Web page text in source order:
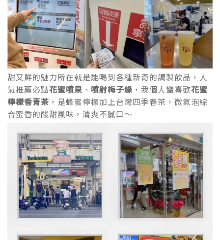
甜又鮮的魅力所在就是能喝到各種新奇的調製飲品，人
氣推薦必點花蜜噴泉 、 噴射梅子綠 ，我個人蠻喜歡花蜜
檸檬香青茶 ，是蜂蜜檸檬加上台灣四季春茶，微氣泡綜
合蜜香的酸甜風味，清爽不膩口～